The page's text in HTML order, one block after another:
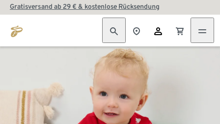
Gratisversand ab 29 € & kostenlose Rücksendung